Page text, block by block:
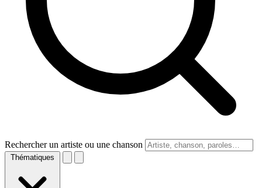
Rechercher un artiste ou une chanson
Thématiques